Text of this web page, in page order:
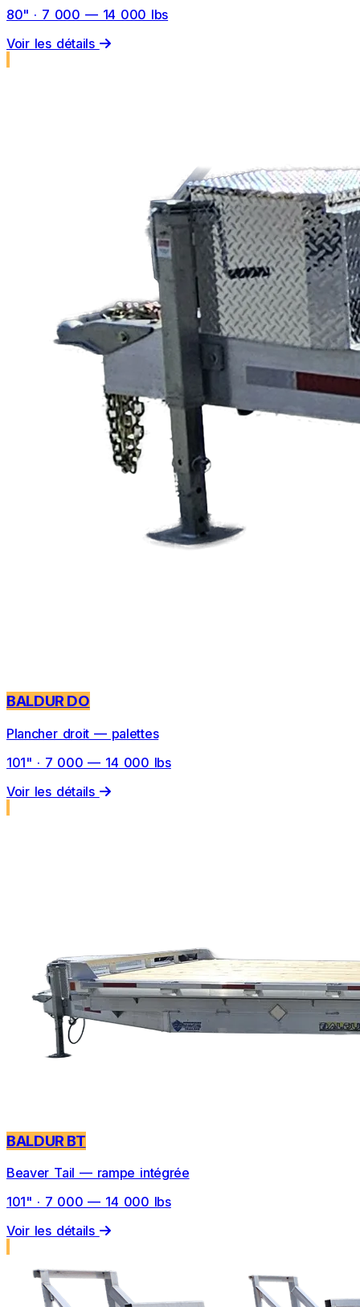
80" · 7 000 — 14 000 lbs
Voir les détails
BALDUR DO
Plancher droit — palettes
101" · 7 000 — 14 000 lbs
Voir les détails
BALDUR BT
Beaver Tail — rampe intégrée
101" · 7 000 — 14 000 lbs
Voir les détails